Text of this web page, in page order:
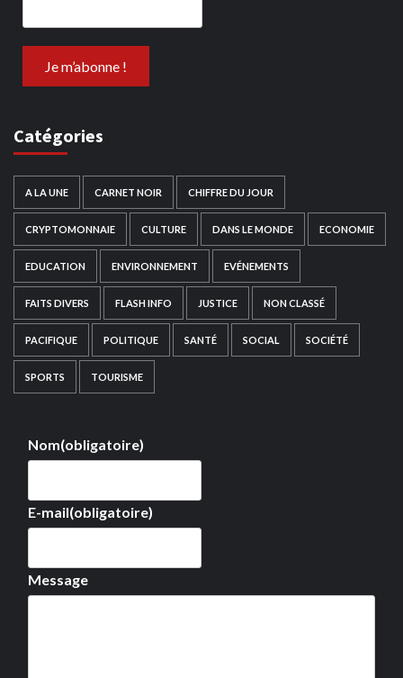
Catégories
A LA UNE CARNET NOIR CHIFFRE DU JOUR
CRYPTOMONNAIE CULTURE DANS LE MONDE ECONOMIE
EDUCATION ENVIRONNEMENT EVÉNEMENTS
FAITS DIVERS FLASH INFO JUSTICE NON CLASSÉ
PACIFIQUE POLITIQUE SANTÉ SOCIAL SOCIÉTÉ
SPORTS TOURISME
Nom(obligatoire)
E-mail(obligatoire)
Message